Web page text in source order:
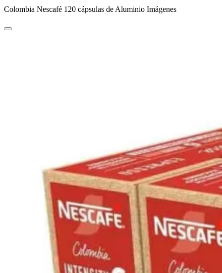
Colombia Nescafé 120 cápsulas de Aluminio Imágenes